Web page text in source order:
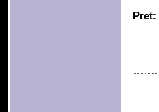
Pret: